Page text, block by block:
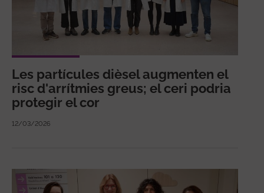
Les partícules dièsel augmenten el
risc d'arrítmies greus; el ceri podria
protegir el cor
12/03/2026